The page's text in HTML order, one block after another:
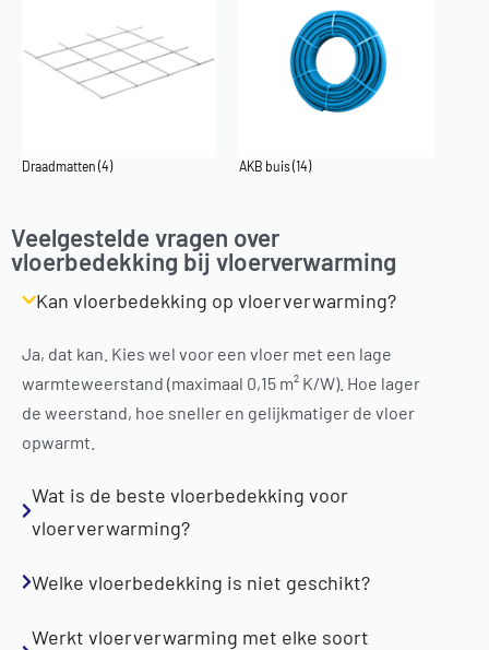
Draadmatten (4) AKB buis(14)
Veelgestelde vragen over
vloerbedekking bij vloerverwarming
Kan vloerbedekking op vloerverwarming?
Ja, dat kan. Kies wel voor een vloer met een lage
warmteweerstand (maximaal 0,15 m² K/W). Hoe lager
de weerstand, hoe sneller en gelijkmatiger de vloer
opwarmt.
Wat is de beste vloerbedekking voor
vloerverwarming?
Welke vloerbedekking is niet geschikt?
Werkt vloerverwarming met elke soort